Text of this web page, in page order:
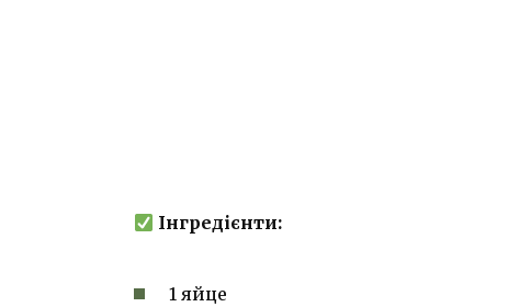
Інгредієнти:
1 яйце